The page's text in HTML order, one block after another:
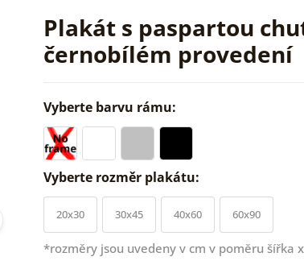
Plakát s paspartou
černobílém provedení
Vyberte barvu rámu:
Vyberte rozměr plakátu:
20x30 30x45 40x60 60x90
*rozměry jsou uvedeny v cm v poměru šířka